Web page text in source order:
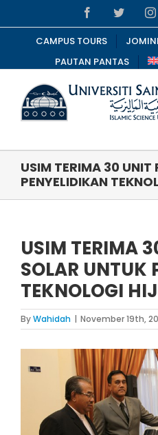
to
content
FacebookTwitter
CAMPUS TOURS
PAUTAN PANTAS
USIM TERIMA 30 UNIT
PENYELIDIKAN
USIM TERIMA
SOLAR UNTUK
TEKNOLOGI
ByWahidah | November 19th,
Larger